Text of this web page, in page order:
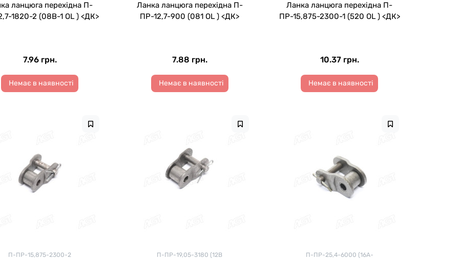
ланцюга перехідна П-
1820-2 (08B-1 OL ) <ДК>
7.96 грн.
Немає в наявності
Ланка ланцюга перехідна П-
ПР-12,7-900 (081 OL ) <ДК>
7.88 грн.
Немає в наявності
Ланка ланцюга перехідна П-
ПР-15,875-2300-1 (520 OL ) <ДК>
10.37 грн.
Немає в наявності
П-ПР-15,875-2300-2 П-ПР-19,05-3180 (12B П-ПР-25,4-6000 (16A-